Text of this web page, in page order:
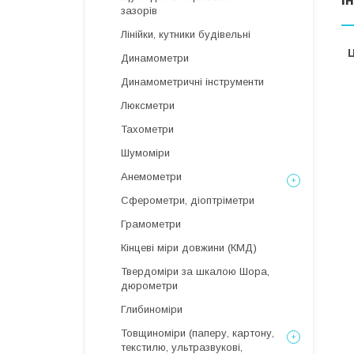
зазорів
Лінійки, кутники будівельні
Динамометри
Динамометричні інструменти
Люксметри
Тахометри
Шумоміри
Анемометри
Сферометри, діоптріметри
Грамометри
Кінцеві міри довжини (КМД)
Твердоміри за шкалою Шора,
дюрометри
Глибиноміри
Товщиноміри (паперу, картону,
текстилю, ультразвукові,